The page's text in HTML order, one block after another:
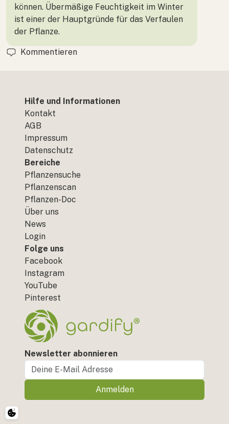
können. Übermäßige Feuchtigkeit im Winter
ist einer der Hauptgründe für das Verfaulen
der Pflanze.
Kommentieren
Hilfe und Informationen
Kontakt
AGB
Impressum
Datenschutz
Bereiche
Pflanzensuche
Pflanzenscan
Pflanzen-Doc
Über uns
News
Login
Folge uns
Facebook
Instagram
YouTube
Pinterest
Newsletter abonnieren
Anmelden
Cookie-Einstellungen